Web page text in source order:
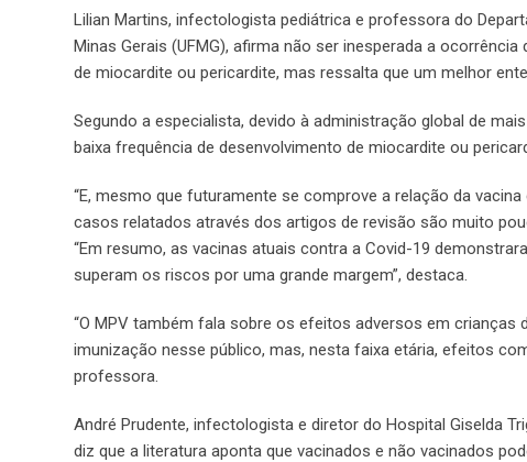
Lilian Martins, infectologista pediátrica e professora do
Minas Gerais (UFMG), afirma não ser inesperada a
de miocardite ou pericardite, mas ressalta que um melhor
Segundo a especialista, devido à administração global de
baixa frequência de desenvolvimento de miocardite ou
“E, mesmo que futuramente se comprove a relação da
casos relatados através dos artigos de revisão são muito
“Em resumo, as vacinas atuais contra a Covid-19
superam os riscos por uma grande margem”, destaca.
“O MPV também fala sobre os efeitos adversos em
imunização nesse público, mas, nesta faixa etária, efeitos
professora.
André Prudente, infectologista e diretor do Hospital Giselda
diz que a literatura aponta que vacinados e não vacinados